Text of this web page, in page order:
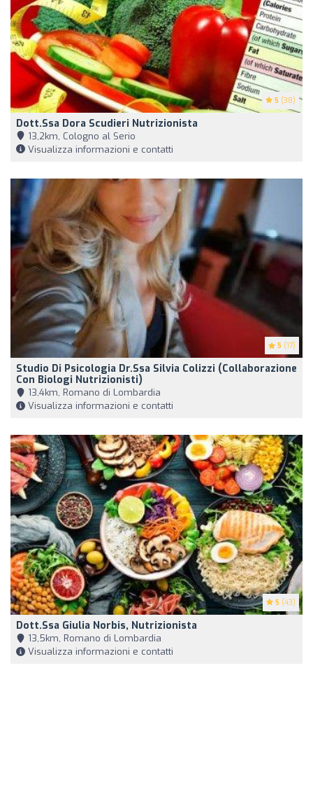
5 (38)
Dott.ssa Dora Scudieri Nutrizionista
13,2km, Cologno al Serio
Visualizza informazioni e contatti
5 (17)
Studio Di Psicologia Dr.ssa Silvia Colizzi (collaborazione
Con Biologi Nutrizionisti)
13,4km, Romano di Lombardia
Visualizza informazioni e contatti
5 (43)
Dott.ssa Giulia Norbis, Nutrizionista
13,5km, Romano di Lombardia
Visualizza informazioni e contatti